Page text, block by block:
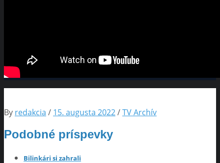
By redakcia / 15. augusta 2022/TV Archív
Podobné príspevky
Bilinkári si zahrali